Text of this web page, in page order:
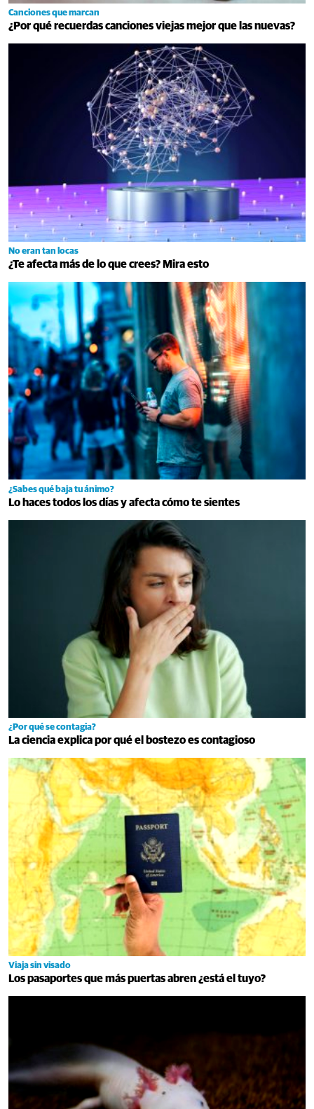
Canciones que marcan
¿Por qué recuerdas canciones viejas mejor que las nuevas?
No eran tan locas
¿Te afecta más de lo que crees? Mira esto
¿Sabes qué baja tu ánimo?
Lo haces todos los días y afecta cómo te sientes
¿Por qué se contagia?
La ciencia explica por qué el bostezo es contagioso
Viaja sin visado
Los pasaportes que más puertas abren ¿está el tuyo?